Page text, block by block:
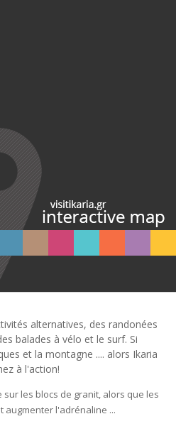
alternatives, des randonées
balades à vélo et le surf. Si
et la montagne .... alors Ikaria
à l'action!
les blocs de granit, alors que les
l'adrénaline ...